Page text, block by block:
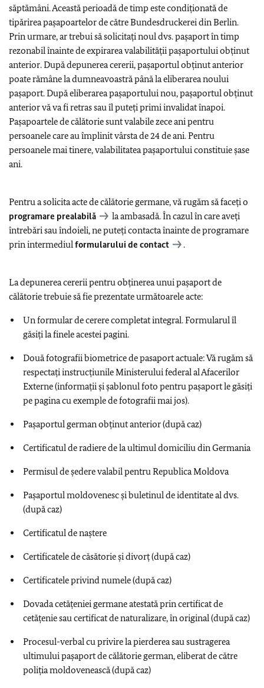
săptămâni. Această perioadă de timp este condiţionată de
tipărirea pașapoartelor de către Bundesdruckerei din Berlin.
Prin urmare, ar trebui să solicitați noul dvs. pașaport în timp
rezonabil înainte de expirarea valabilităţii pașaportului obţinut
anterior. După depunerea cererii, pașaportul obţinut anterior
poate rămâne la dumneavoastră până la eliberarea noului
pașaport. După eliberarea pașaportului nou, pașaportul obţinut
anterior vă va fi retras sau îl puteți primi invalidat înapoi.
Pașapoartele de călătorie sunt valabile zece ani pentru
persoanele care au împlinit vârsta de 24 de ani. Pentru
persoanele mai tinere, valabilitatea paşaportului constituie șase
ani.
Pentru a solicita acte de călătorie germane, vă rugăm să faceți o
programare prealabilă
la ambasadă. În cazul în care aveți
întrebări sau îndoieli, ne puteți contacta înainte de programare
prin intermediul formularului de contact .
La depunerea cererii pentru obţinerea unui paşaport de
călătorie trebuie să fie prezentate următoarele acte:
Un formular de cerere completat integral. Formularul îl
găsiţi la finele acestei pagini.
Două fotografii biometrice de pasaport actuale: Vă rugăm să
respectați instrucțiunile Ministerului federal al Afacerilor
Externe (informații și șablonul foto pentru pașaport le găsiţi
pe pagina cu exemple de fotografii mai jos).
Pașaportul german obţinut anterior (după caz)
Certificatul de radiere de la ultimul domiciliu din Germania
Permisul de ședere valabil pentru Republica Moldova
Pașaportul moldovenesc și buletinul de identitate al dvs.
(după caz)
Certificatul de naştere
Certificatele de căsătorie și divorț (după caz)
Certificatele privind numele (după caz)
Dovada cetățeniei germane atestată prin certificat de
cetățenie sau certificat de naturalizare, în original (după caz)
Procesul-verbal cu privire la pierderea sau sustragerea
ultimului pașaport de călătorie german, eliberat de către
poliția moldovenească (după caz)